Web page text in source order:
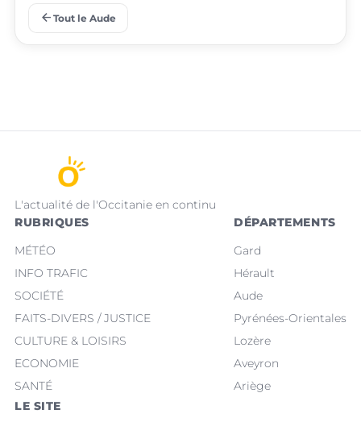
arrow_back Tout le Aude
L'actualité de l'Occitanie en continu
RUBRIQUES
MÉTÉO
INFO TRAFIC
SOCIÉTÉ
FAITS-DIVERS / JUSTICE
CULTURE & LOISIRS
ECONOMIE
SANTÉ
DÉPARTEMENTS
Gard
Hérault
Aude
Pyrénées-Orientales
Lozère
Aveyron
Ariège
LE SITE